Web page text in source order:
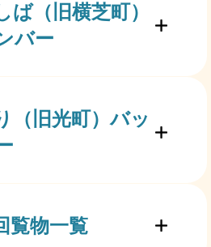
ば（旧横芝町）
バー
（旧光町）バッ
覧物一覧